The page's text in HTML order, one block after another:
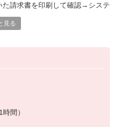
請求書を印刷して確認→システ
ければFAX・メールで送信
見る
間）